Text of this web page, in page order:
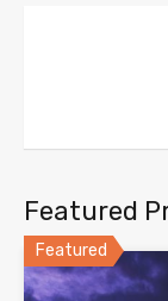
Featured
Featured